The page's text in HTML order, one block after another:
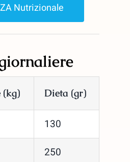
Nutrizionale
(kg) Dieta (gr)
130
250